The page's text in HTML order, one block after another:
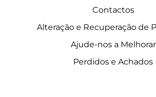
Contactos
Alteração e Recuperação de
Ajude-nos a Melhorar
Perdidos e Achados